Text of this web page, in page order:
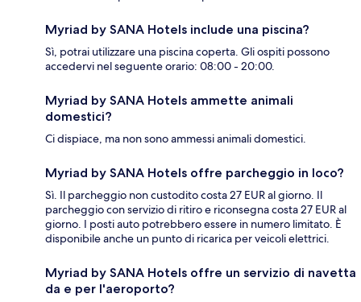
Myriad by SANA Hotels include una piscina?
Sì, potrai utilizzare una piscina coperta. Gli ospiti possono
accedervi nel seguente orario: 08:00 - 20:00.
Myriad by SANA Hotels ammette animali
domestici?
Ci dispiace, ma non sono ammessi animali domestici.
Myriad by SANA Hotels offre parcheggio in loco?
Sì. Il parcheggio non custodito costa 27 EUR al giorno. Il
parcheggio con servizio di ritiro e riconsegna costa 27 EUR al
giorno. I posti auto potrebbero essere in numero limitato. È
disponibile anche un punto di ricarica per veicoli elettrici.
Myriad by SANA Hotels offre un servizio di navetta
da e per l'aeroporto?